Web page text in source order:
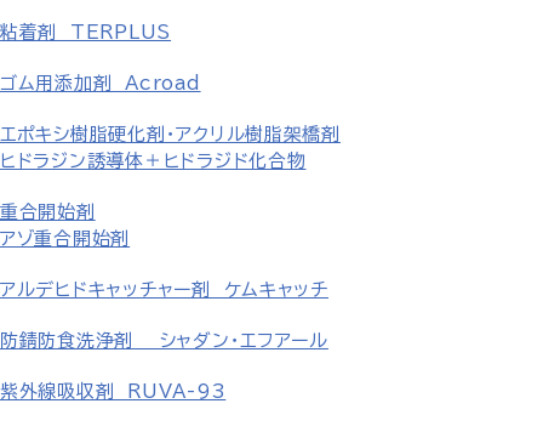
粘着剤 TERPLUS
ゴム用添加剤 Acroad
エポキシ樹脂硬化剤・アクリル樹脂架橋剤
ヒドラジン誘導体＋ヒドラジド化合物
重合開始剤
アゾ重合開始剤
アルデヒドキャッチャー剤 ケムキャッチ
防錆防食洗浄剤 シャダン・エフアール
紫外線吸収剤 RUVA-93